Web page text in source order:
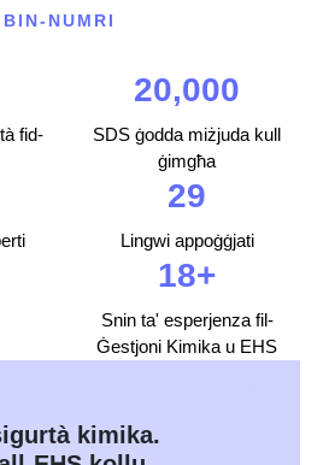
BIN-NUMRI
fid-
20,000
SDS ġodda miżjuda kull
ġimgħa
29
Lingwi appoġġjati
18+
Snin ta' esperjenza fil-
Ġestjoni Kimika u EHS
kimika.